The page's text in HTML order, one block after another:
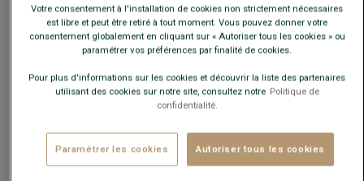
− + AJOUTER AU PANIER
Voir la disponibilité en magasin
Livré en 24h ouvrées avec Chronopost Express
30 jours pour changer d'avis !
Votre consentement à l'installation de cookies non strictement nécessaires
est libre et peut être retiré à tout moment. Vous pouvez donner votre
consentement globalement en cliquant sur « Autoriser tous les cookies » ou
paramétrer vos préférences par finalité de cookies.
Pour plus d'informations sur les cookies et découvrir la liste des partenaires
utilisant des cookies sur notre site, consultez notre Politique de
confidentialité.
Paramétrer les cookies Autoriser tous les cookies